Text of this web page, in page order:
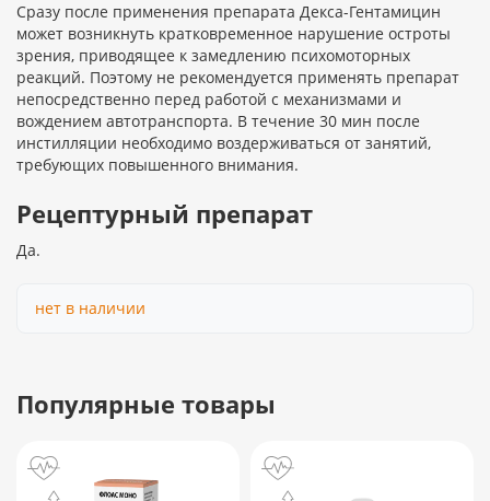
Сразу после применения препарата Декса-Гентамицин
может возникнуть кратковременное нарушение остроты
зрения, приводящее к замедлению психомоторных
реакций. Поэтому не рекомендуется применять препарат
непосредственно перед работой с механизмами и
вождением автотранспорта. В течение 30 мин после
инстилляции необходимо воздерживаться от занятий,
требующих повышенного внимания.
Рецептурный препарат
Да.
нет в наличии
Популярные товары